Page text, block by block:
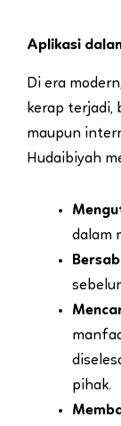
Aplikasi
Di era
kerap terjadi,
maupun
Hudaibiyah
dalam
pihak.